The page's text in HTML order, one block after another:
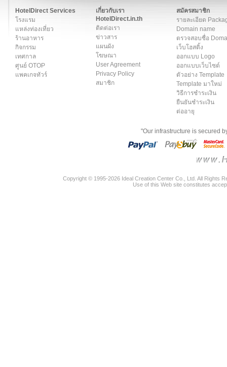
HotelDirect Services
โรงแรม
แหล่งท่องเที่ยว
ร้านอาหาร
กิจกรรม
เทศกาล
ศูนย์ OTOP
แพคเกจทัวร์
เกี่ยวกับเรา
HotelDirect.in.th
ติดต่อเรา
ข่าวสาร
แผนผัง
โฆษณา
User Agreement
Privacy Policy
สมาชิก
สมัครสมาชิก
รายละเอียด
Domain name
ตรวจสอบชื่อ
เว็บโฮสติ้ง
ออกแบบ Logo
ออกแบบเว็บไซต์
ตัวอย่าง Template
Template มาใหม่
วิธีการชำระเงิน
ยืนยันชำระเงิน
ต่ออายุ
"Our infrastructure is secured
Copyright © 1995-2026 Ideal Creation Center Co., Ltd. All Rights
Use of this Web site constitutes